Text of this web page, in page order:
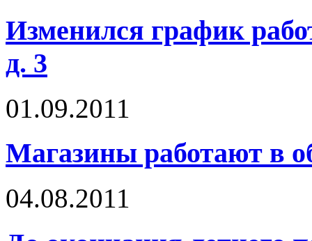
Изменился график
д. 3
01.09.2011
Магазины работают в
04.08.2011